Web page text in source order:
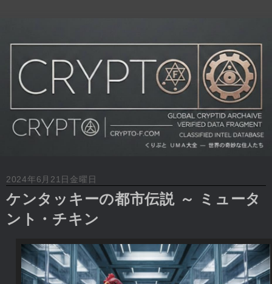
2024年6月21日金曜日
ケンタッキーの都市伝説 ～ ミュータ
ント・チキン